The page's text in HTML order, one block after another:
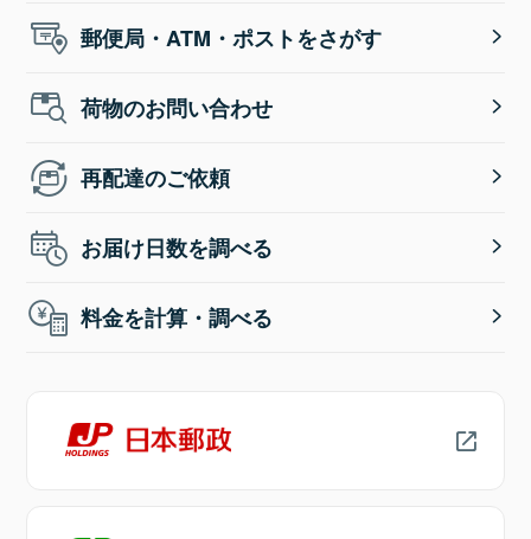
郵便局・ATM・ポストをさがす
荷物のお問い合わせ
再配達のご依頼
お届け日数を調べる
料金を計算・調べる